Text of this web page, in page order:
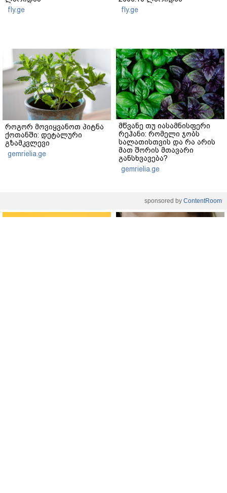
fly.ge
fly.ge
როგორ მოვიყვანოთ პიტნა
ქოთანში: დეტალური
გზამკვლევი
gemrielia.ge
მწვანე თუ იასამნისფერი
რეჰანი: რომელი ჯობს
სალათისთვის და რა არის
მათ შორის მთავარი
განსხვავება?
gemrielia.ge
sponsored by ContentRoom